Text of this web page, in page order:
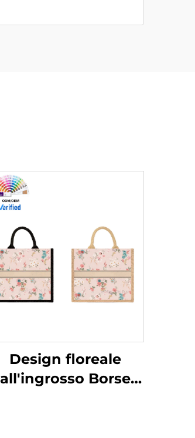
Design floreale
all'ingrosso Borse